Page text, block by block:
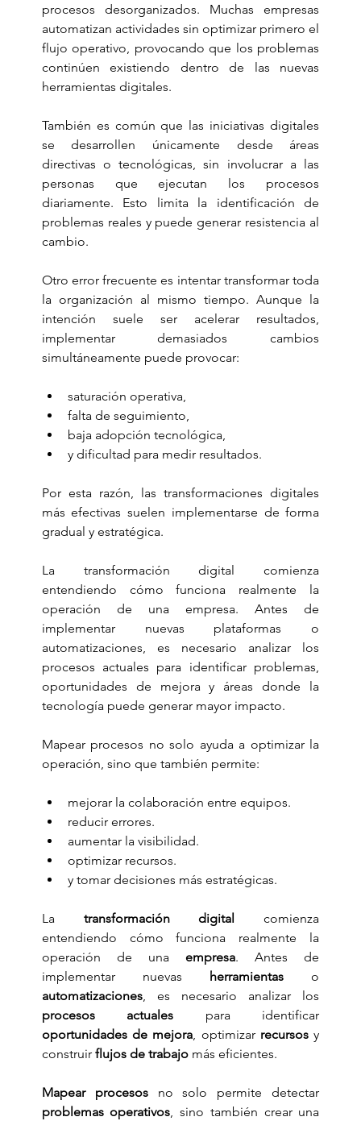
procesos desorganizados. Muchas empresas
automatizan actividades sin optimizar primero el
flujo operativo, provocando que los problemas
continúen existiendo dentro de las nuevas
herramientas digitales.
También es común que las iniciativas digitales
se desarrollen únicamente desde áreas
directivas o tecnológicas, sin involucrar a las
personas que ejecutan los procesos
diariamente. Esto limita la identificación de
problemas reales y puede generar resistencia al
cambio.
Otro error frecuente es intentar transformar toda
la organización al mismo tiempo. Aunque la
intención suele ser acelerar resultados,
implementar demasiados cambios
simultáneamente puede provocar:
saturación operativa,
falta de seguimiento,
baja adopción tecnológica,
y dificultad para medir resultados.
Por esta razón, las transformaciones digitales
más efectivas suelen implementarse de forma
gradual y estratégica.
La transformación digital comienza
entendiendo cómo funciona realmente la
operación de una empresa. Antes de
implementar nuevas plataformas o
automatizaciones, es necesario analizar los
procesos actuales para identificar problemas,
oportunidades de mejora y áreas donde la
tecnología puede generar mayor impacto.
Mapear procesos no solo ayuda a optimizar la
operación, sino que también permite:
mejorar la colaboración entre equipos.
reducir errores.
aumentar la visibilidad.
optimizar recursos.
y tomar decisiones más estratégicas.
La transformación digital
comienza
entendiendo cómo funciona realmente la
operación de una empresa. Antes de
implementar nuevas herramientas
automatizaciones
procesos actuales
oportunidades de mejora, optimizar recursos y
construir flujos de trabajo más eficientes.
Mapear procesos
problemas operativos